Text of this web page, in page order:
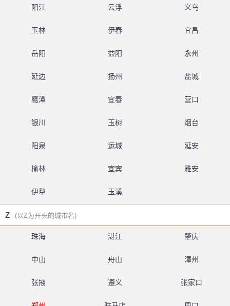
阳江 云浮 义乌
玉林 伊春 宜昌
岳阳 益阳 永州
延边 扬州 盐城
鹰潭 宜春 营口
银川 玉树 烟台
阳泉 运城 延安
榆林 宜宾 雅安
伊犁 玉溪
Z (以Z为开头的城市名)
珠海 湛江 肇庆
中山 舟山 漳州
张掖 遵义 张家口